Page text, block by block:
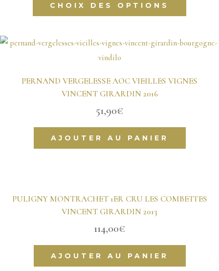
CHOIX DES OPTIONS
variations.
être
PERNAND VERGELESSE AOC VIEILLES VIGNES
VINCENT GIRARDIN 2016
51,90€
AJOUTER AU PANIER
PULIGNY MONTRACHET 1ER CRU LES COMBETTES
VINCENT GIRARDIN 2013
114,00€
AJOUTER AU PANIER